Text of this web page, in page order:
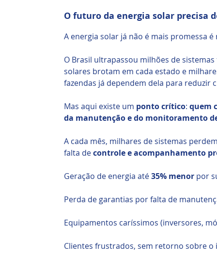
O futuro da energia solar precisa
A energia solar já não é mais promessa é
O Brasil ultrapassou milhões de
solares brotam em cada estado e
fazendas já dependem dela para reduzir
Mas aqui existe um ponto crítico: quem
da manutenção e do monitoramento
A cada mês, milhares de sistemas
falta decontrole e acompanhamento
Geração de energia até35% menor por
Perda de garantias por falta de
Equipamentos caríssimos (inversores,
Clientes frustrados, sem retorno sobre o